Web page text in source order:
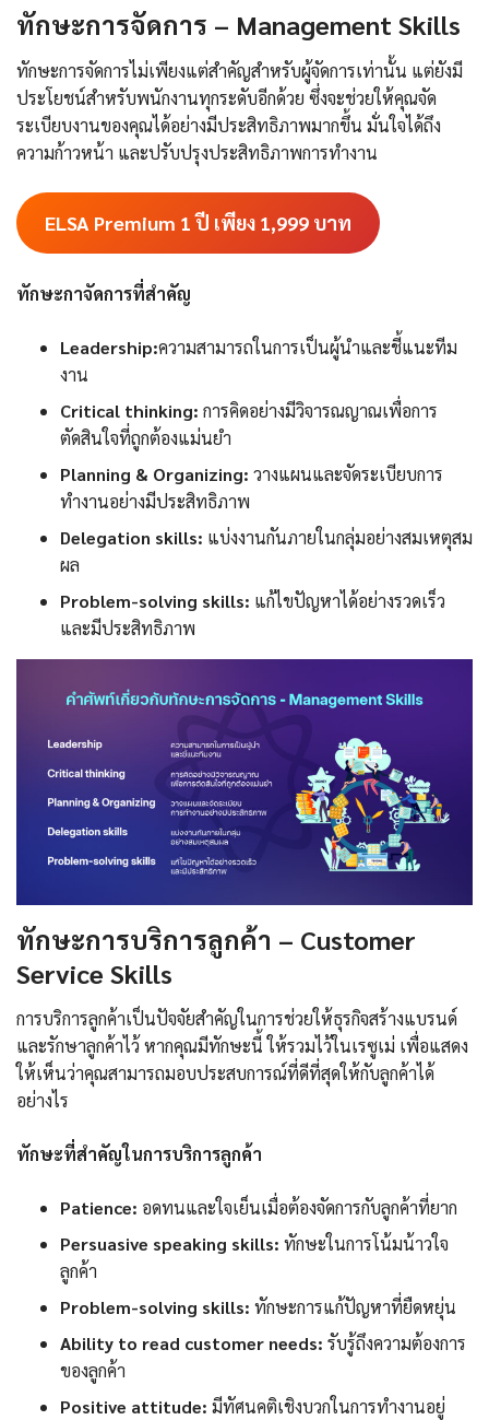
ทักษะการจัดการ – Management Skills
ทักษะการจัดการไม่เพียงแต่สำคัญสำหรับผู้จัดการเท่านั้น แต่ยังมี
ประโยชน์สำหรับพนักงานทุกระดับอีกด้วย ซึ่งจะช่วยให้คุณจัด
ระเบียบงานของคุณได้อย่างมีประสิทธิภาพมากขึ้น มั่นใจได้ถึง
ความก้าวหน้า และปรับปรุงประสิทธิภาพการทำงาน
ELSA Premium 1 ปี เพียง 1,999 บาท
ทักษะกาจัดการที่สำคัญ
Leadership:ความสามารถในการเป็นผู้นำและชี้แนะทีม
งาน
Critical thinking: การคิดอย่างมีวิจารณญาณเพื่อการ
ตัดสินใจที่ถูกต้องแม่นยำ
Planning & Organizing: วางแผนและจัดระเบียบการ
ทำงานอย่างมีประสิทธิภาพ
Delegation skills: แบ่งงานกันภายในกลุ่มอย่างสมเหตุสม
ผล
Problem-solving skills: แก้ไขปัญหาได้อย่างรวดเร็ว
และมีประสิทธิภาพ
ทักษะการบริการลูกค้า – Customer
Service Skills
การบริการลูกค้าเป็นปัจจัยสำคัญในการช่วยให้ธุรกิจสร้างแบรนด์
และรักษาลูกค้าไว้ หากคุณมีทักษะนี้ ให้รวมไว้ในเรซูเม่ เพื่อแสดง
ให้เห็นว่าคุณสามารถมอบประสบการณ์ที่ดีที่สุดให้กับลูกค้าได้
อย่างไร
ทักษะที่สำคัญในการบริการลูกค้า
Patience: อดทนและใจเย็นเมื่อต้องจัดการกับลูกค้าที่ยาก
Persuasive speaking skills: ทักษะในการโน้มน้าวใจ
ลูกค้า
Problem-solving skills: ทักษะการแก้ปัญหาที่ยืดหยุ่น
Ability to read customer needs: รับรู้ถึงความต้องการ
ของลูกค้า
Positive attitude: มีทัศนคติเชิงบวกในการทำงานอยู่